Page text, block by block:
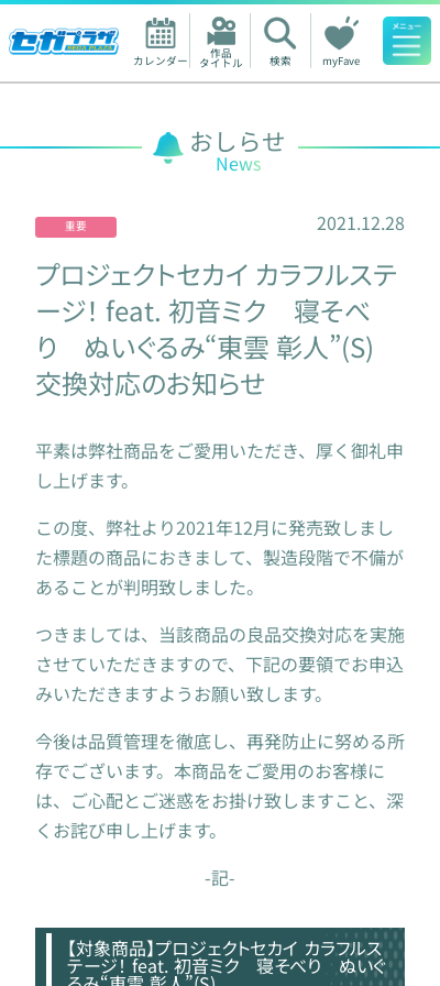
カレンダー 作品
タイトル 検索 myFave
人気ワード
おしらせ
News
2021.12.28
重要
プロジェクトセカイ カラフルステ
ージ！ feat. 初音ミク 寝そべ
り ぬいぐるみ“東雲 彰人”(S)
交換対応のお知らせ
平素は弊社商品をご愛用いただき、厚く御礼申
し上げます。
この度、弊社より2021年12月に発売致しまし
た標題の商品におきまして、製造段階で不備が
あることが判明致しました。
つきましては、当該商品の良品交換対応を実施
させていただきますので、下記の要領でお申込
みいただきますようお願い致します。
今後は品質管理を徹底し、再発防止に努める所
存でございます。本商品をご愛用のお客様に
は、ご心配とご迷惑をお掛け致しますこと、深
くお詫び申し上げます。
-記-
【対象商品】プロジェクトセカイ カラフルス
テージ！ feat. 初音ミク 寝そべり ぬいぐ